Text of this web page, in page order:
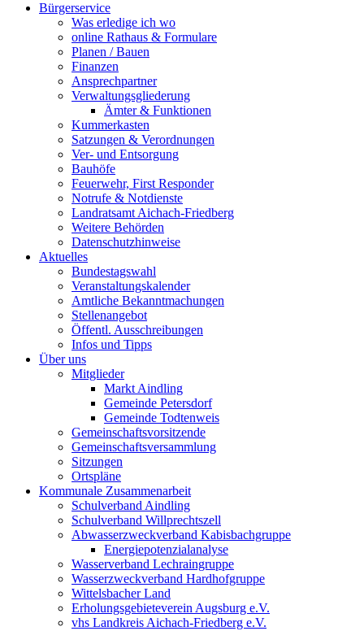
Bürgerservice
Was erledige ich wo
online Rathaus & Formulare
Planen / Bauen
Finanzen
Ansprechpartner
Verwaltungsgliederung
Ämter & Funktionen
Kummerkasten
Satzungen & Verordnungen
Ver- und Entsorgung
Bauhöfe
Feuerwehr, First Responder
Notrufe & Notdienste
Landratsamt Aichach-Friedberg
Weitere Behörden
Datenschutzhinweise
Aktuelles
Bundestagswahl
Veranstaltungskalender
Amtliche Bekanntmachungen
Stellenangebot
Öffentl. Ausschreibungen
Infos und Tipps
Über uns
Mitglieder
Markt Aindling
Gemeinde Petersdorf
Gemeinde Todtenweis
Gemeinschaftsvorsitzende
Gemeinschaftsversammlung
Sitzungen
Ortspläne
Kommunale Zusammenarbeit
Schulverband Aindling
Schulverband Willprechtszell
Abwasserzweckverband Kabisbachgruppe
Energiepotenzialanalyse
Wasserverband Lechraingruppe
Wasserzweckverband Hardhofgruppe
Wittelsbacher Land
Erholungsgebieteverein Augsburg e.V.
vhs Landkreis Aichach-Friedberg e.V.